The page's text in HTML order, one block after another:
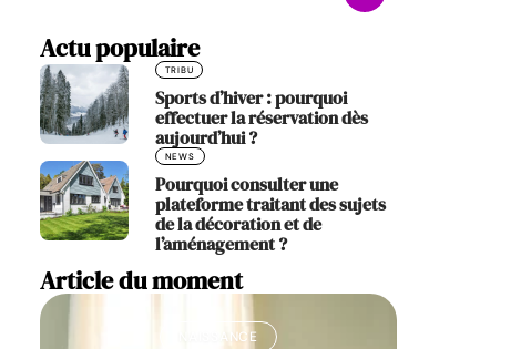
Actu populaire
TRIBU
Sports d’hiver : pourquoi
effectuer la réservation dès
aujourd’hui ?
NEWS
Pourquoi consulter une
plateforme traitant des sujets
de la décoration et de
l’aménagement ?
Article du moment
NAISSANCE